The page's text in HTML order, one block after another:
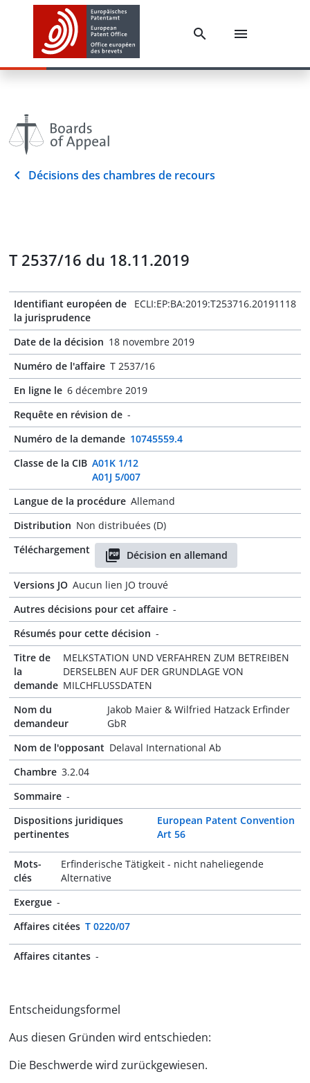
Décisions des chambres de recours
T 2537/16 du 18.11.2019
Identifiant européen de
la jurisprudence
ECLI:EP:BA:2019:T253716.20191118
Date de la décision 18 novembre 2019
Numéro de l'affaire T 2537/16
En ligne le 6 décembre 2019
Requête en révision de -
Numéro de la demande 10745559.4
Classe de la CIB A01K 1/12
A01J 5/007
Langue de la procédure Allemand
Distribution Non distribuées (D)
Téléchargement
Décision en allemand
Versions JO Aucun lien JO trouvé
Autres décisions pour cet affaire -
Résumés pour cette décision -
Titre de
la
demande
MELKSTATION UND VERFAHREN ZUM BETREIBEN
DERSELBEN AUF DER GRUNDLAGE VON
MILCHFLUSSDATEN
Nom du
demandeur
Jakob Maier & Wilfried Hatzack Erfinder
GbR
Nom de l'opposant Delaval International Ab
Chambre 3.2.04
Sommaire -
Dispositions juridiques
pertinentes
European Patent Convention
Art 56
Mots-
clés
Erfinderische Tätigkeit - nicht naheliegende
Alternative
Exergue -
Affaires citées T 0220/07
Affaires citantes -
Entscheidungsformel
Aus diesen Gründen wird entschieden:
Die Beschwerde wird zurückgewiesen.